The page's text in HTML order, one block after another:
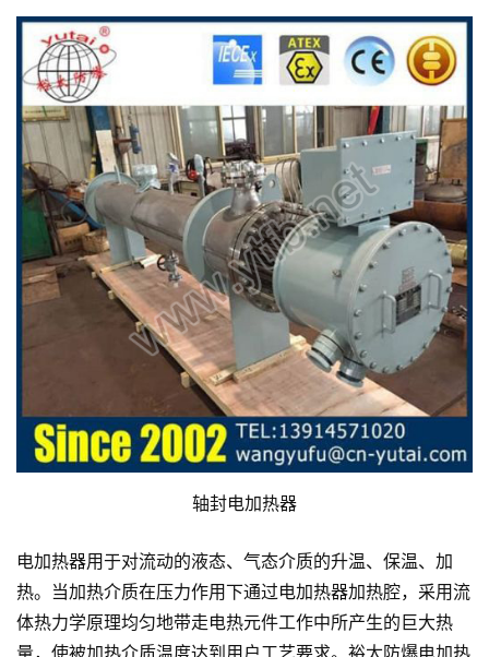
轴封电加热器
电加热器用于对流动的液态、气态介质的升温、保温、加
热。当加热介质在压力作用下通过电加热器加热腔，采用流
体热力学原理均匀地带走电热元件工作中所产生的巨大热